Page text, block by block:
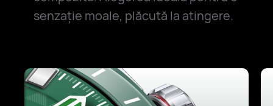
senzație moale, plăcută la atingere.